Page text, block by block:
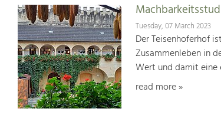
Tuesday, 07 March 2023
Der Teisenhoferhof
Zusammenleben in
Wert und damit eine
read more »